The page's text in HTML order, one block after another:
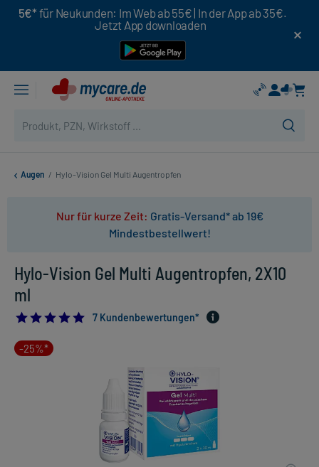
5€* für Neukunden: Im Web ab 55€ | In der App ab 35€.
Jetzt App downloaden
Augen / Hylo-Vision Gel Multi Augentropfen
Nur für kurze Zeit: Gratis-Versand* ab 19€
Mindestbestellwert!
Hylo-Vision Gel Multi Augentropfen, 2X10
ml
4.857142857142857
7 Kundenbewertungen*
-25%*